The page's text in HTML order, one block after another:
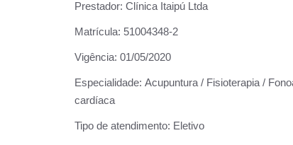
Prestador: Clínica Itaipú Ltda
Matrícula: 51004348-2
Vigência: 01/05/2020
Especialidade: Acupuntura / Fisioterapia /
cardíaca
Tipo de atendimento: Eletivo